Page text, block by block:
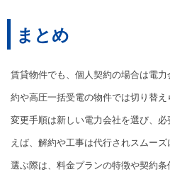
まとめ
賃貸物件でも、個人契約の場合は電
約や高圧一括受電の物件では切り替え
変更手順は新しい電力会社を選び、
えば、解約や工事は代行されスムーズ
選ぶ際は、料金プランの特徴や契約